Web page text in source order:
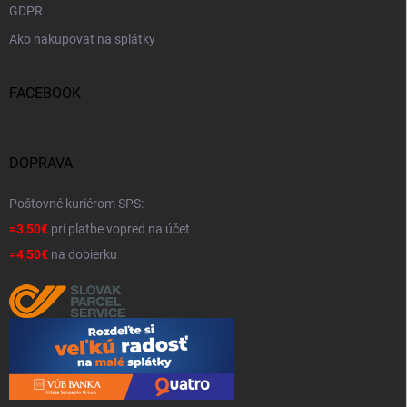
GDPR
Ako nakupovať na splátky
FACEBOOK
DOPRAVA
Poštovné kuriérom SPS:
=3,50€ pri platbe vopred na účet
=4,50€ na dobierku